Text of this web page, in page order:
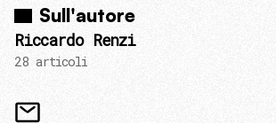
Sull'autore
Riccardo Renzi
28 articoli